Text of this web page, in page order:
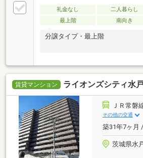
礼金なし 二人暮らし
最上階
南向き
分譲タイプ・最上階
賃貸マンション ライオンズシティ水
ＪＲ常磐
その他の交通
築31年7ヶ月
茨城県水